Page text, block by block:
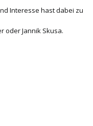
Interesse hast dabei zu
oder Jannik Skusa.